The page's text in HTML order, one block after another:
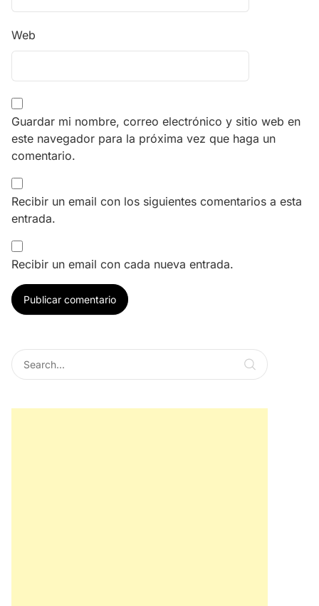
Web
Guardar mi nombre, correo electrónico y sitio web en
este navegador para la próxima vez que haga un
comentario.
Recibir un email con los siguientes comentarios a esta
entrada.
Recibir un email con cada nueva entrada.